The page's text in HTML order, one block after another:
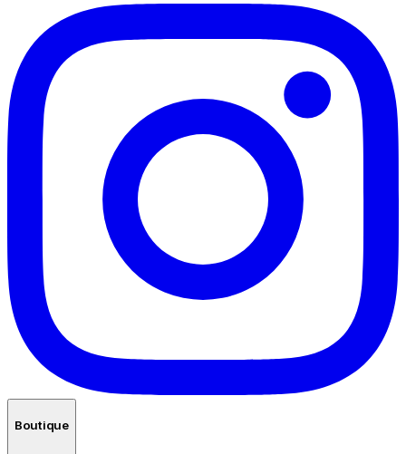
Boutique